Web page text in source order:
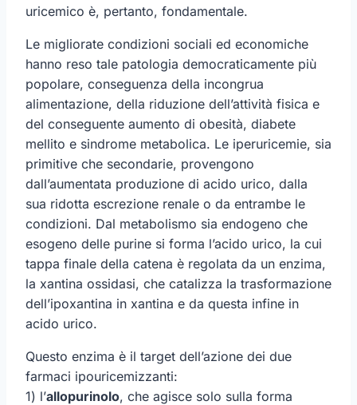
uricemico è, pertanto, fondamentale.
Le migliorate condizioni sociali ed economiche
hanno reso tale patologia democraticamente più
popolare, conseguenza della incongrua
alimentazione, della riduzione dell’attività fisica e
del conseguente aumento di obesità, diabete
mellito e sindrome metabolica. Le iperuricemie, sia
primitive che secondarie, provengono
dall’aumentata produzione di acido urico, dalla
sua ridotta escrezione renale o da entrambe le
condizioni. Dal metabolismo sia endogeno che
esogeno delle purine si forma l’acido urico, la cui
tappa finale della catena è regolata da un enzima,
la xantina ossidasi, che catalizza la trasformazione
dell’ipoxantina in xantina e da questa infine in
acido urico.
Questo enzima è il target dell’azione dei due
farmaci ipouricemizzanti:
1) l’allopurinolo, che agisce solo sulla forma